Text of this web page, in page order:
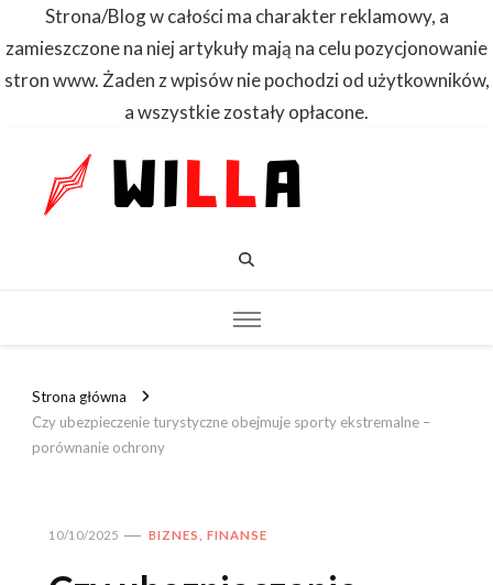
Strona/Blog w całości ma charakter reklamowy, a
zamieszczone na niej artykuły mają na celu pozycjonowanie
stron www. Żaden z wpisów nie pochodzi od użytkowników,
a wszystkie zostały opłacone.
Strona główna
Czy ubezpieczenie turystyczne obejmuje sporty ekstremalne –
porównanie ochrony
10/10/2025 BIZNES, FINANSE